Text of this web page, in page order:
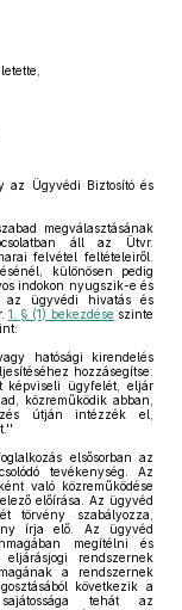
az Ügyvédi Biztosító és
megválasztásának
áll az Ütvr.
felvétel feltételeiről.
különösen pedig
indokon nyugszik-e és
az ügyvédi hivatás és
1. § (1) bekezdése szinte
hatósági kirendelés
hozzásegítse.
képviseli ügyfelét, eljár
közreműködik abban,
útján intézzék el,
elsősorban az
tevékenység. Az
való közreműködése
előírása. Az ügyvéd
törvény szabályozza,
írja elő. Az ügyvéd
megítélni és
rendszernek
a rendszernek
következik a
tehát az